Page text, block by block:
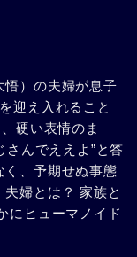
悟）の夫婦が息子
迎え入れること
硬い表情のま
さんでええよ”と答
く、予期せぬ事態
婦とは？ 家族と
にヒューマノイド